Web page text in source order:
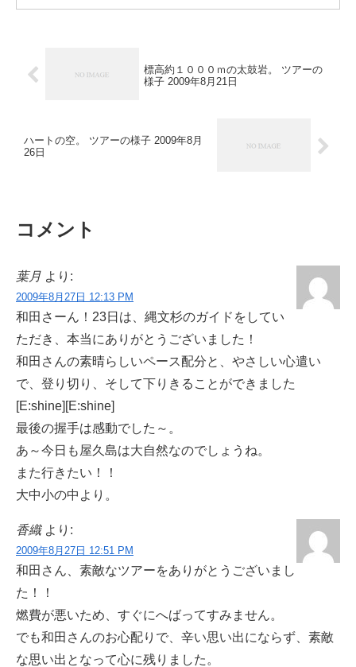
標高約１０００ｍの太鼓岩。 ツアーの
様子 2009年8月21日
ハートの空。 ツアーの様子 2009年8月
26日
コメント
葉月 より:
2009年8月27日 12:13 PM
和田さーん！23日は、縄文杉のガイドをしてい
ただき、本当にありがとうございました！
和田さんの素晴らしいペース配分と、やさしい心遣い
で、登り切り、そして下りきることができました
[E:shine][E:shine]
最後の握手は感動でした～。
あ～今日も屋久島は大自然なのでしょうね。
また行きたい！！
大中小の中より。
香織 より:
2009年8月27日 12:51 PM
和田さん、素敵なツアーをありがとうございまし
た！！
燃費が悪いため、すぐにへばってすみません。
でも和田さんのお心配りで、辛い思い出にならず、素敵
な思い出となって心に残りました。